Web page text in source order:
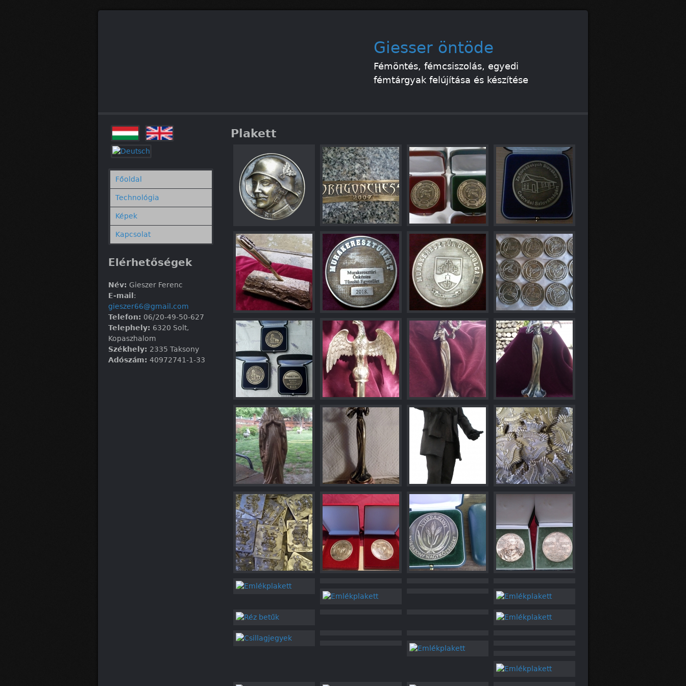
Giesser öntöde
Fémöntés, fémcsiszolás, egyedi
fémtárgyak felújítása és készítése
Plakett
Főoldal
Technológia
Képek
Kapcsolat
Elérhetőségek
Név: Gieszer Ferenc
E-mail :
gieszer66@gmail.com
Telefon: 06/20-49-50-627
Telephely: 6320 Solt,
Kopaszhalom
Székhely: 2335 Taksony
Adószám: 40972741-1-33